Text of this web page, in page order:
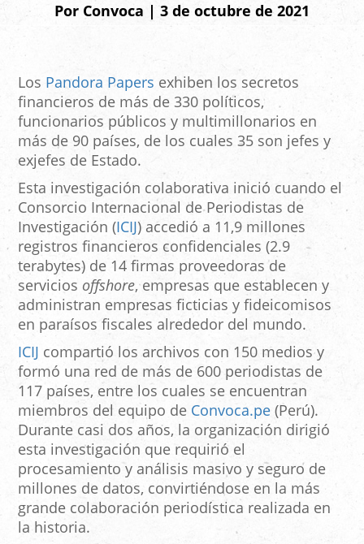
Por Convoca | 3 de octubre de 2021
Los Pandora Papers exhiben los secretos
financieros de más de 330 políticos,
funcionarios públicos y multimillonarios en
más de 90 países, de los cuales 35 son jefes y
exjefes de Estado.
Esta investigación colaborativa inició cuando el
Consorcio Internacional de Periodistas de
Investigación (ICIJ) accedió a 11,9 millones
registros financieros confidenciales (2.9
terabytes) de 14 firmas proveedoras de
servicios offshore, empresas que establecen y
administran empresas ficticias y fideicomisos
en paraísos fiscales alrededor del mundo.
ICIJ compartió los archivos con 150 medios y
formó una red de más de 600 periodistas de
117 países, entre los cuales se encuentran
miembros del equipo de Convoca.pe (Perú).
Durante casi dos años, la organización dirigió
esta investigación que requirió el
procesamiento y análisis masivo y seguro de
millones de datos, convirtiéndose en la más
grande colaboración periodística realizada en
la historia.